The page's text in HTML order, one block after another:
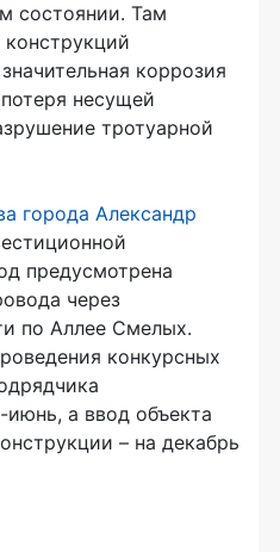
состоянии. Там
коррозия
несущей
тротуарной
города Александр
предусмотрена
через
по Аллее Смелых.
конкурсных
а ввод объекта
– на декабрь